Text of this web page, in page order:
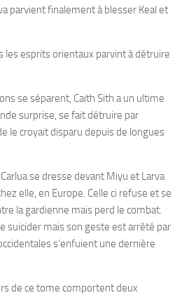
parvient finalement à blesser Keal et
les esprits orientaux parvint à détruire
se séparent, Caith Sith a un ultime
surprise, se fait détruire par
le croyait disparu depuis de longues
se dresse devant Miyu et Larva
elle, en Europe. Celle ci refuse et se
la gardienne mais perd le combat.
suicider mais son geste est arrêté par
s’enfuient une dernière
de ce tome comportent deux